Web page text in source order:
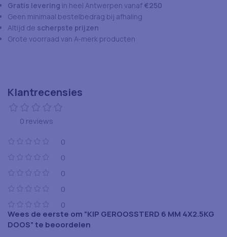
Gratis levering in heel Antwerpen vanaf €250
Geen minimaal bestelbedrag bij afhaling
Altijd de scherpste prijzen
Grote voorraad van A-merk producten
Klantrecensies
0 reviews
0
0
0
0
0
Wees de eerste om “KIP GEROOSSTERD 6 MM 4X2.5KG
DOOS” te beoordelen